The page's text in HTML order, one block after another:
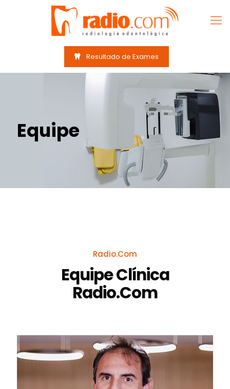
Resultado de Exames
Equipe
Radio.Com
Equipe Clínica
Radio.Com